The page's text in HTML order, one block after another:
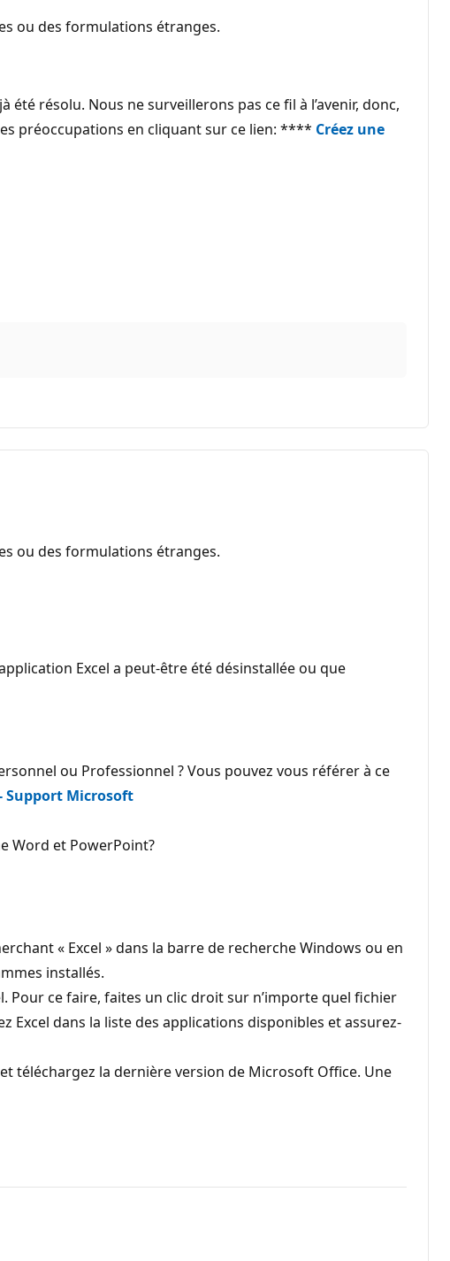
ou des formulations étranges.
résolu. Nous ne surveillerons pas ce fil à l’avenir, donc,
préoccupations en cliquant sur ce lien: **** Créez une
ou des formulations étranges.
Excel a peut-être été désinstallée ou que
ou Professionnel ? Vous pouvez vous référer à ce
Support Microsoft
Word et PowerPoint?
« Excel » dans la barre de recherche Windows ou en
installés.
Pour ce faire, faites un clic droit sur n’importe quel fichier
Excel dans la liste des applications disponibles et assurez-
téléchargez la dernière version de Microsoft Office. Une